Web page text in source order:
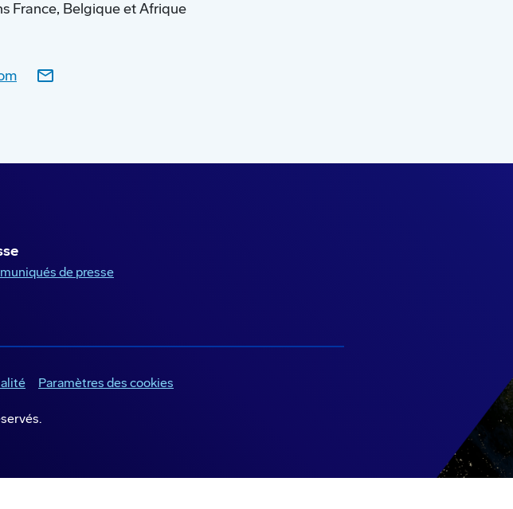
France, Belgique et Afrique
de presse
Paramètres des cookies